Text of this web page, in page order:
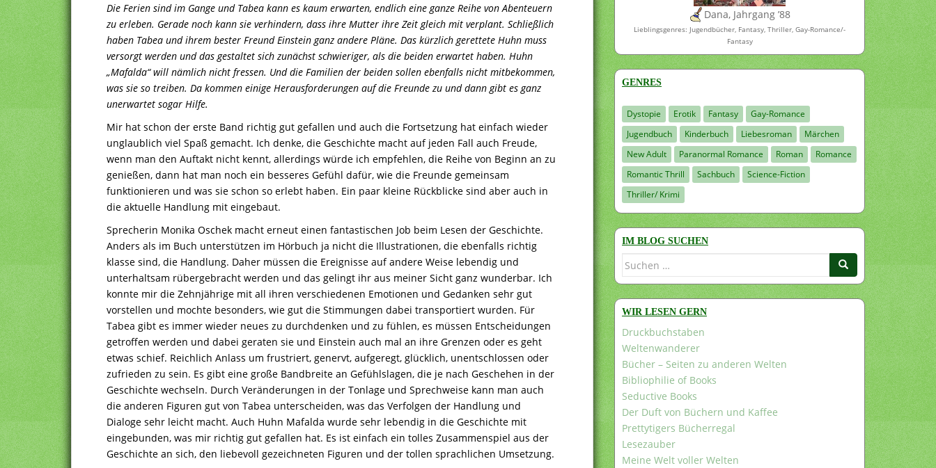
Die Ferien sind im Gange und Tabea kann es kaum erwarten, endlich eine ganze Reihe von Abenteuern
zu erleben. Gerade noch kann sie verhindern, dass ihre Mutter ihre Zeit gleich mit verplant. Schließlich
haben Tabea und ihrem bester Freund Einstein ganz andere Pläne. Das kürzlich gerettete Huhn muss
versorgt werden und das gestaltet sich zunächst schwieriger, als die beiden erwartet haben. Huhn
„Mafalda“ will nämlich nicht fressen. Und die Familien der beiden sollen ebenfalls nicht mitbekommen,
was sie so treiben. Da kommen einige Herausforderungen auf die Freunde zu und dann gibt es ganz
unerwartet sogar Hilfe.
Mir hat schon der erste Band richtig gut gefallen und auch die Fortsetzung hat einfach wieder
unglaublich viel Spaß gemacht. Ich denke, die Geschichte macht auf jeden Fall auch Freude,
wenn man den Auftakt nicht kennt, allerdings würde ich empfehlen, die Reihe von Beginn an zu
genießen, dann hat man noch ein besseres Gefühl dafür, wie die Freunde gemeinsam
funktionieren und was sie schon so erlebt haben. Ein paar kleine Rückblicke sind aber auch in
die aktuelle Handlung mit eingebaut.
Sprecherin Monika Oschek macht erneut einen fantastischen Job beim Lesen der Geschichte.
Anders als im Buch unterstützen im Hörbuch ja nicht die Illustrationen, die ebenfalls richtig
klasse sind, die Handlung. Daher müssen die Ereignisse auf andere Weise lebendig und
unterhaltsam rübergebracht werden und das gelingt ihr aus meiner Sicht ganz wunderbar. Ich
konnte mir die Zehnjährige mit all ihren verschiedenen Emotionen und Gedanken sehr gut
vorstellen und mochte besonders, wie gut die Stimmungen dabei transportiert wurden. Für
Tabea gibt es immer wieder neues zu durchdenken und zu fühlen, es müssen Entscheidungen
getroffen werden und dabei geraten sie und Einstein auch mal an ihre Grenzen oder es geht
etwas schief. Reichlich Anlass um frustriert, genervt, aufgeregt, glücklich, unentschlossen oder
zufrieden zu sein. Es gibt eine große Bandbreite an Gefühlslagen, die je nach Geschehen in der
Geschichte wechseln. Durch Veränderungen in der Tonlage und Sprechweise kann man auch
die anderen Figuren gut von Tabea unterscheiden, was das Verfolgen der Handlung und
Dialoge sehr leicht macht. Auch Huhn Mafalda wurde sehr lebendig in die Geschichte mit
eingebunden, was mir richtig gut gefallen hat. Es ist einfach ein tolles Zusammenspiel aus der
Geschichte an sich, den liebevoll gezeichneten Figuren und der tollen sprachlichen Umsetzung.
Dana, Jahrgang ’88
Lieblingsgenres: Jugendbücher, Fantasy, Thriller, Gay-Romance/-
Fantasy
GENRES
Dystopie Erotik Fantasy
Gay-Romance
Jugendbuch
Kinderbuch Liebesroman
Märchen
New Adult
Paranormal Romance Roman
Romance
Romantic Thrill
Sachbuch
Science-Fiction
Thriller/ Krimi
IM BLOG SUCHEN
Suchen
WIR LESEN GERN
Druckbuchstaben
Weltenwanderer
Bücher – Seiten zu anderen Welten
Bibliophilie of Books
Seductive Books
Der Duft von Büchern und Kaffee
Prettytigers Bücherregal
Lesezauber
Meine Welt voller Welten